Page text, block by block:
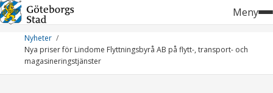
Hoppa
till
innehåll
Meny
Nyheter
Nya priser för Lindome Flyttningsbyrå AB på flytt-, transport- och
magasineringstjänster